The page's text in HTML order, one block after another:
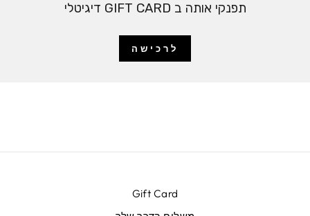
תפנקי אותה ב GIFT CARD דיגיטלי
לרכישה
Gift Card